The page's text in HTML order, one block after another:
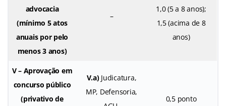
advocacia
(mínimo 5 atos
anuais por pelo
menos 3 anos)
–
1,0 (5 a 8 anos);
1,5 (acima de 8
anos)
V – Aprovação em
concurso público
(privativo de
V.a)Judicatura,
MP, Defensoria,
0,5 ponto